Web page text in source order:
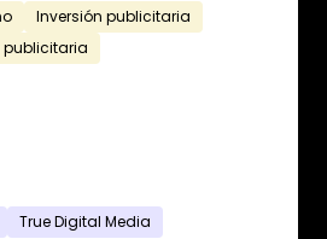
Inversión publicitaria
True Digital Media